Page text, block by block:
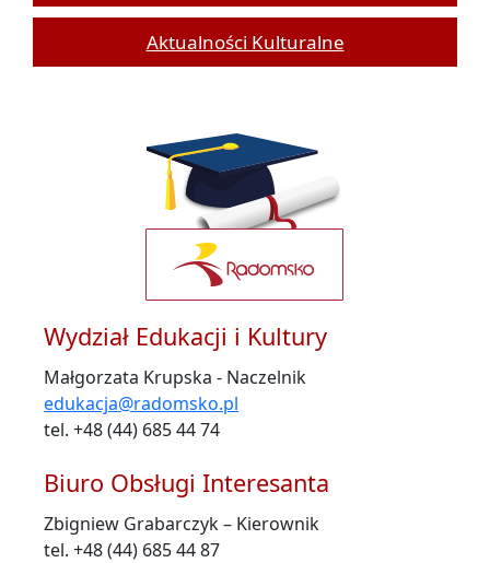
Aktualności Kulturalne
Wydział Edukacji i Kultury
Małgorzata Krupska - Naczelnik
edukacja@radomsko.pl
tel. +48 (44) 685 44 74
Biuro Obsługi Interesanta
Zbigniew Grabarczyk – Kierownik
tel. +48 (44) 685 44 87